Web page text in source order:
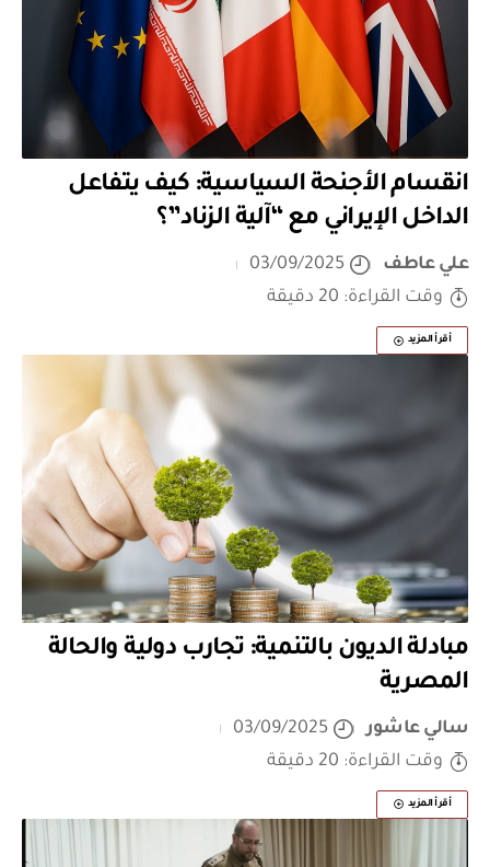
انقسام الأجنحة السياسية: كيف يتفاعل
الداخل الإيراني مع “آلية الزناد”؟
علي عاطف
03/09/2025
وقت القراءة: 20 دقيقة
أقرأ المزيد
مبادلة الديون بالتنمية: تجارب دولية والحالة
المصرية
سالي عاشور
03/09/2025
وقت القراءة: 20 دقيقة
أقرأ المزيد